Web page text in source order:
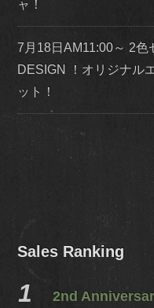
ャ！
7月18日AM11:00～ 2
DESIGN ！オリジナル
ット！
Sales Ranking
2nd